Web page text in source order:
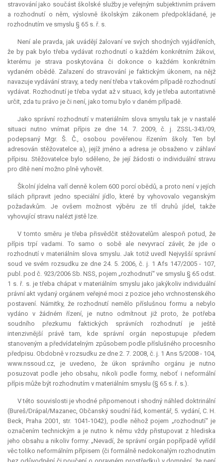
stravování jako součást školské služby je veřejným subjektivním právem
a rozhodnutí o něm, výslovně školským zákonem předpokládané, je
rozhodnutím ve smyslu § 65 s. ř. s.
Není ale pravda, jak uvádějí žalovaní ve svých shodných vyjádřeních,
že by pak bylo třeba vydávat rozhodnutí o každém konkrétním žákovi,
kterému je strava poskytována či dokonce o každém konkrétním
vydaném obědě. Zařazení do stravování je faktickým úkonem, na nějž
navazuje vydávání stravy, a tedy není třeba v takovém případě rozhodnutí
vydávat. Rozhodnutí je třeba vydat až v situaci, kdy je třeba autoritativně
určit, zda tu právo je či není, jako tomu bylo v daném případě.
Jako správní rozhodnutí v materiálním slova smyslu tak je v nastalé
situaci nutno vnímat přípis ze dne 14. 7. 2009, č. j. ZSSL-343/09,
podepsaný Mgr. Š. Č., osobou pověřenou řízením školy. Ten byl
adresován stěžovatelce a), jejíž jméno a adresa je obsaženo v záhlaví
přípisu. Stěžovatelce bylo sděleno, že její žádosti o individuální stravu
pro dítě není možno plně vyhovět.
Školní jídelna vaří denně kolem 600 porcí obědů, a proto není v jejích
silách připravit jedno speciální jídlo, které by vyhovovalo veganským
požadavkům. Je ovšem možnost výběru ze tří druhů jídel, takže
vyhovující stravu nalézt jistě lze.
V tomto směru je třeba přisvědčit stěžovatelům alespoň potud, že
přípis trpí vadami. To samo o sobě ale nevyvrací závěr, že jde o
rozhodnutí v materiálním slova smyslu. Jak totiž uvedl Nejvyšší správní
soud ve svém rozsudku ze dne 24. 5. 2006, č. j. 1 Afs 147/2005 - 107,
publ. pod č. 923/2006 Sb. NSS, pojem „rozhodnutí“ ve smyslu § 65 odst.
1 s. ř. s. je třeba chápat v materiálním smyslu jako jakýkoliv individuální
právní akt vydaný orgánem veřejné moci z pozice jeho vrchnostenského
postavení. Námitky, že rozhodnutí nemělo příslušnou formu a nebylo
vydáno v žádném řízení, je nutno odmítnout již proto, že potřeba
soudního přezkumu faktických správních rozhodnutí je ještě
intenzivnější právě tam, kde správní orgán nepostupuje předem
stanoveným a předvídatelným způsobem podle příslušného procesního
předpisu. Obdobně v rozsudku ze dne 2. 7. 2008, č. j. 1 Ans 5/2008 - 104,
www.nssoud.cz, je uvedeno, že úkon správního orgánu je nutno
posuzovat podle jeho obsahu, nikoli podle formy, neboť i neformální
přípis může být rozhodnutím v materiálním smyslu (§ 65 s. ř. s.).
V této souvislosti je vhodné připomenout i shodný náhled doktrinální
(Bureš/Drápal/Mazanec, Občanský soudní řád, komentář, 5. vydání, C. H.
Beck, Praha 2001, str. 1041-1042), podle něhož pojem „rozhodnutí“ je
označením technickým a je nutno k němu vždy přistupovat z hlediska
jeho obsahu a nikoliv formy: „Nevadí, že správní orgán popřípadě vyřídil
věc toliko neformálním přípisem (či formálně nedokonalým rozhodnutím